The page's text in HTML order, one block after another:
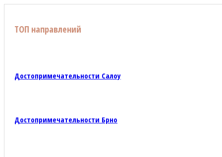
ТОП направлений
Достопримечательности Салоу
Достопримечательности Брно